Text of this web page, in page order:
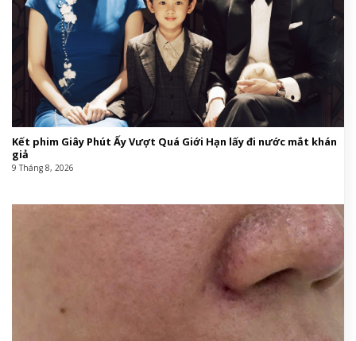
Kết phim Giây Phút Ấy Vượt Quá Giới Hạn lấy đi nước mắt khán
giả
9 Tháng 8, 2026